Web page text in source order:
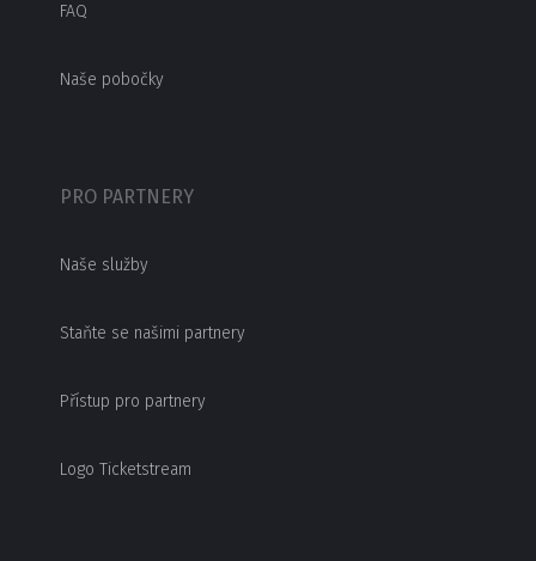
FAQ
Naše pobočky
PRO PARTNERY
Naše služby
Staňte se našimi partnery
Přístup pro partnery
Logo Ticketstream